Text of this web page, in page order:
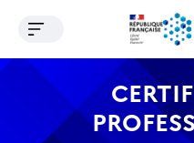
Contenu Recherche
Ouvrir le menu de